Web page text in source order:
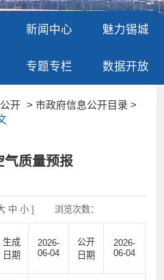
新闻中心 魅力锡城
专题专栏 数据开放
开
> 市政府信息公开目录 >
气质量预报
中 小] 浏览次数：
生成
日期
2026-
06-04
公开
日期
2026-
06-04